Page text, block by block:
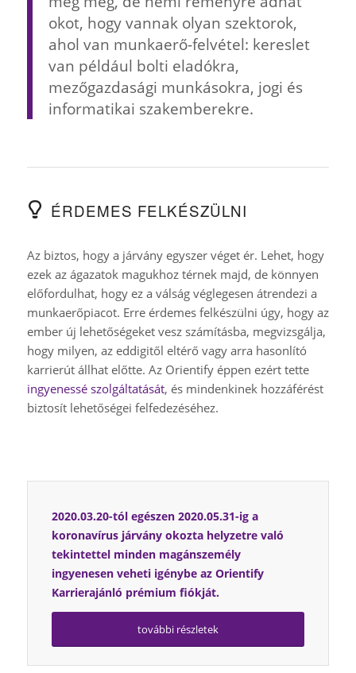
okot, hogy vannak olyan szektorok,
ahol van munkaerő-felvétel: kereslet
van például bolti eladókra,
mezőgazdasági munkásokra, jogi és
informatikai szakemberekre.
ÉRDEMES FELKÉSZÜLNI
Az biztos, hogy a járvány egyszer véget ér. Lehet, hogy
ezek az ágazatok magukhoz térnek majd, de könnyen
előfordulhat, hogy ez a válság véglegesen átrendezi a
munkaerőpiacot. Erre érdemes felkészülni úgy, hogy az
ember új lehetőségeket vesz számításba, megvizsgálja,
hogy milyen, az eddigitől eltérő vagy arra hasonlító
karrierút állhat előtte. Az Orientify éppen ezért tette
ingyenessé szolgáltatását, és mindenkinek hozzáférést
biztosít lehetőségei felfedezéséhez.
2020.03.20-tól egészen 2020.05.31-ig a
koronavírus járvány okozta helyzetre való
tekintettel minden magánszemély
ingyenesen veheti igénybe az Orientify
Karrierajánló prémium fiókját.
további részletek